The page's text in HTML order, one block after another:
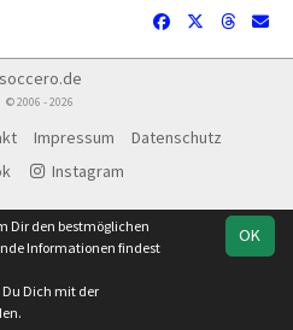
soccero.de
© 2006 - 2026
Impressum
Datenschutz
Instagram
OK
Dir den bestmöglichen
Informationen findest
Du Dich mit der